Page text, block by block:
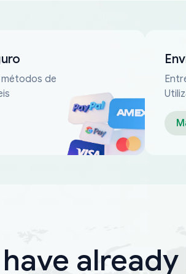
de
already